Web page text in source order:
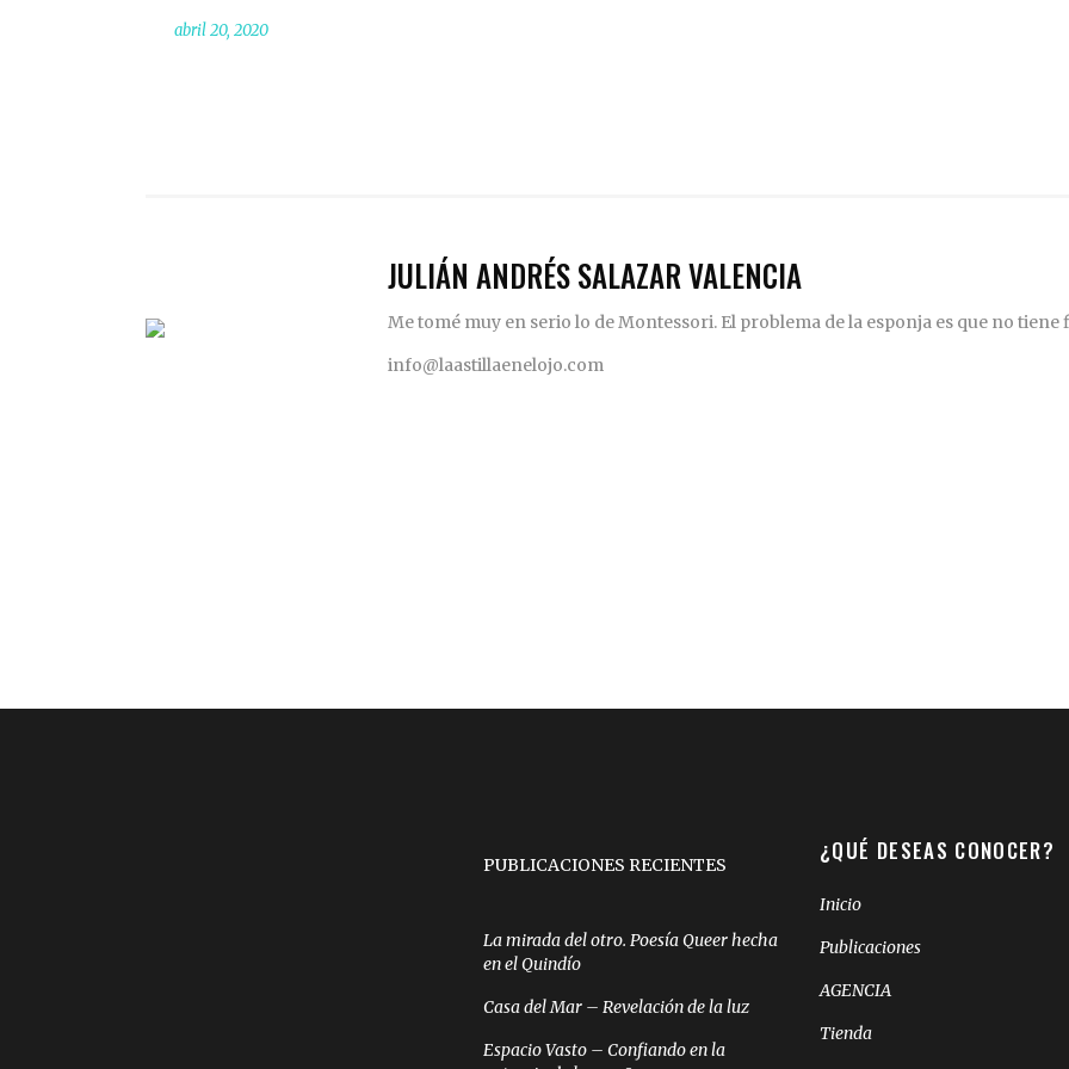
abril 20, 2020
JULIÁN ANDRÉS SALAZAR VALENCIA
Me tomé muy en serio lo de Montessori. El problema de la esponja es que no tiene
info@laastillaenelojo.com
PUBLICACIONES RECIENTES
La mirada del otro. Poesía Queer hecha
en el Quindío
Casa del Mar – Revelación de la luz
Espacio Vasto – Confiando en la
¿QUÉ DESEAS CONOCER?
Inicio
Publicaciones
AGENCIA
Tienda